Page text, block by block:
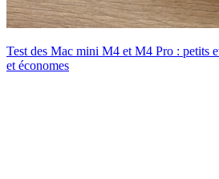
Test des Mac mini M4 et M4 Pro : petits
et économes